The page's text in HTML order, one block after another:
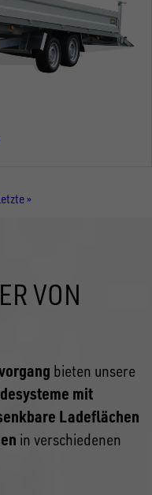
»
VON
bieten unsere
mit
Ladeflächen
in verschiedenen